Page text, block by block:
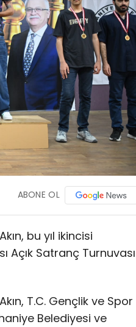
ABONE OL
bu yıl ikincisi
Açık Satranç Turnuvası
T.C. Gençlik ve Spor
Belediyesi ve